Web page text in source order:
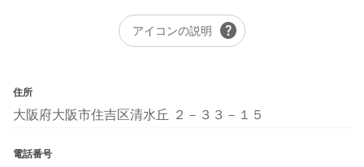
アイコンの説明 help
住所
大阪府大阪市住吉区清水丘 ２－３３－１５
電話番号